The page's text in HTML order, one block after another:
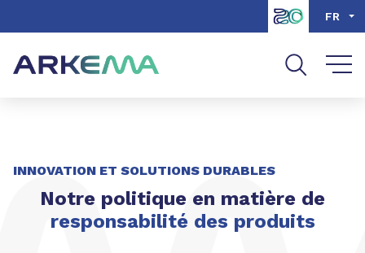
Aller à la recherche
FR
INNOVATION ET SOLUTIONS DURABLES
Notre politique en matière de
responsabilité des produits